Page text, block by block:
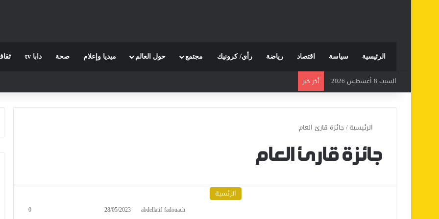
الرئيسية سياسة اقتصاد رياضة رأي/ كرونيك مجتمع حول العالم ميديا وإعلام صحة دابا tv
السبت 8 أغسطس 2026 أخر خبر
الرئيسية/جائزة قارئ العام
جائزة قارئ العام
الرئسية
abdellatif fadouach
28/05/2023
0